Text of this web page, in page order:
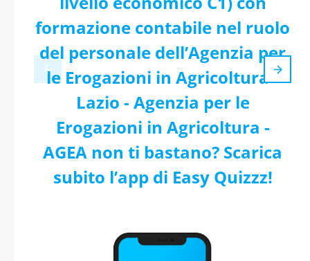
formazione contabile nel ruolo
del personale dell’Agenzia per
le Erogazioni in Agricoltura -
Lazio - Agenzia per le
Erogazioni in Agricoltura -
AGEA non ti bastano? Scarica
subito l’app di Easy Quizzz!